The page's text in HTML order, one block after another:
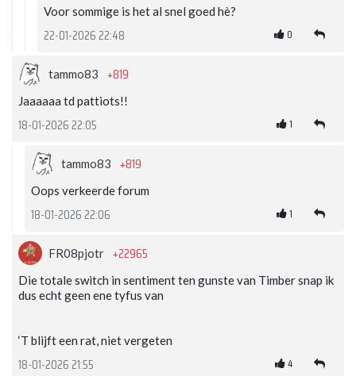
Voor sommige is het al snel goed hè?
22-01-2026 22:48 0
tammo83 +819
Jaaaaaa td pattiots!!
18-01-2026 22:05 1
tammo83 +819
Oops verkeerde forum
18-01-2026 22:06 1
FR08pjotr +22965
Die totale switch in sentiment ten gunste van Timber snap ik
dus echt geen ene tyfus van
‘T blijft een rat, niet vergeten
18-01-2026 21:55 4